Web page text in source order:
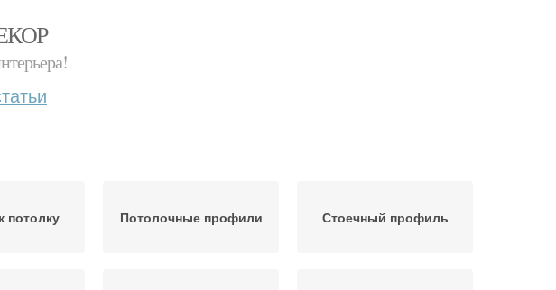
потолку Потолочные профили Стоечный профиль